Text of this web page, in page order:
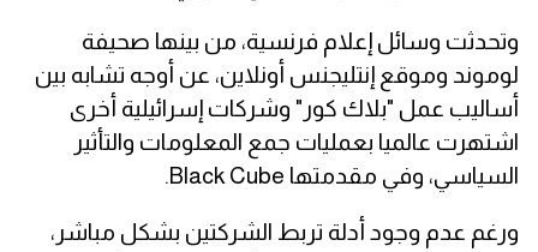
وتحدثت وسائل إعلام فرنسية، من بينها صحيفة
لوموند وموقع إنتليجنس أونلاين، عن أوجه تشابه بين
أساليب عمل "بلاك كور" وشركات إسرائيلية أخرى
اشتهرت عالميا بعمليات جمع المعلومات والتأثير
السياسي، وفي مقدمتها Black Cube.
ورغم عدم وجود أدلة تربط الشركتين بشكل مباشر،